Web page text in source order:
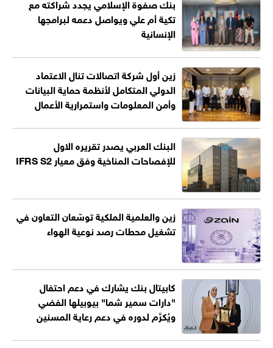
بنك صفوة الإسلامي يجدد شراكته مع
تكية أم علي ويواصل دعمه لبرامجها
الإنسانية
زين أول شركة اتصالات تنال الاعتماد
الدولي المتكامل لأنظمة حماية البيانات
وأمن المعلومات واستمرارية الأعمال
البنك العربي يصدر تقريره الاول
للإفصاحات المناخية وفق معيار IFRS S2
زين والعلمية الملكية توسّعان التعاون في
تشغيل محطات رصد نوعية الهواء
كابيتال بنك يشارك في دعم احتفال
"دارات سمير شما" بيوبيلها الفضي
ويُكرَّم لدوره في دعم رعاية المسنين